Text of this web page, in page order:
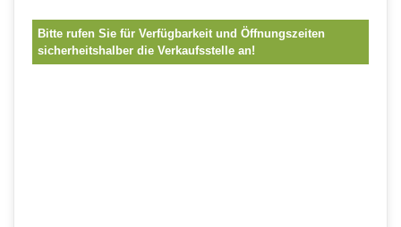
Bitte rufen Sie für Verfügbarkeit und Öffnungszeiten
sicherheitshalber die Verkaufsstelle an!